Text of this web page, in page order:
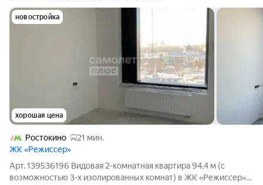
новостройка
хорошая цена
Ростокино
21 мин.
ЖК «Режиссер»
Арт. 139536196 Видовая 2-комнатная квартира 94,4 м (с
возможностью 3-х изолированных комнат) в ЖК «Режиссер»